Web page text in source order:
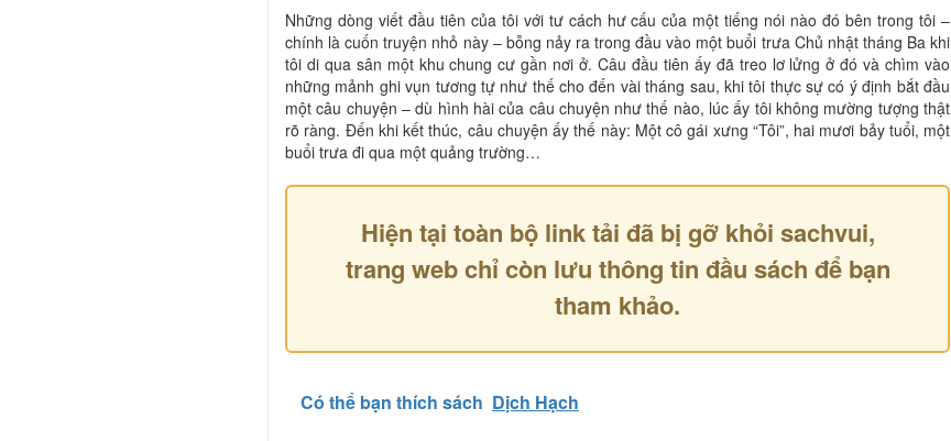
Những dòng viết đầu tiên của tôi với tư cách hư cấu của một tiếng nói nào đó bên trong tôi –
chính là cuốn truyện nhỏ này – bỗng nảy ra trong đầu vào một buổi trưa Chủ nhật tháng Ba khi
tôi di qua sân một khu chung cư gần nơi ở. Câu đầu tiên ấy đã treo lơ lửng ở đó và chìm vào
những mảnh ghi vụn tương tự như thế cho đến vài tháng sau, khi tôi thực sự có ý định bắt đầu
một câu chuyện – dù hình hài của câu chuyện như thế nào, lúc ấy tôi không mường tượng thật
rõ ràng. Đến khi kết thúc, câu chuyện ấy thế này: Một cô gái xưng “Tôi”, hai mươi bảy tuổi, một
buổi trưa đi qua một quảng trường…
Hiện tại toàn bộ link tải đã bị gỡ khỏi sachvui,
trang web chỉ còn lưu thông tin đầu sách để bạn
tham khảo.
Có thể bạn thích sách Dịch Hạch